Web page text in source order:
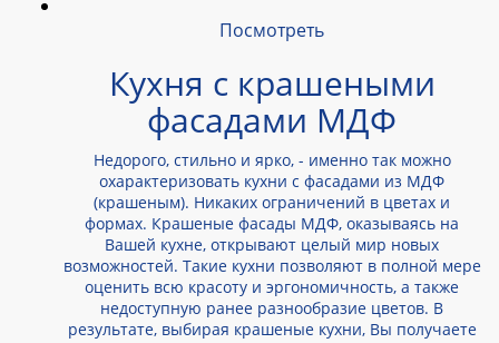
Посмотреть
Кухня с крашеными
фасадами МДФ
Недорого, стильно и ярко, - именно так можно
охарактеризовать кухни с фасадами из МДФ
(крашеным). Никаких ограничений в цветах и
формах. Крашеные фасады МДФ, оказываясь на
Вашей кухне, открывают целый мир новых
возможностей. Такие кухни позволяют в полной мере
оценить всю красоту и эргономичность, а также
недоступную ранее разнообразие цветов. В
результате, выбирая крашеные кухни, Вы получаете